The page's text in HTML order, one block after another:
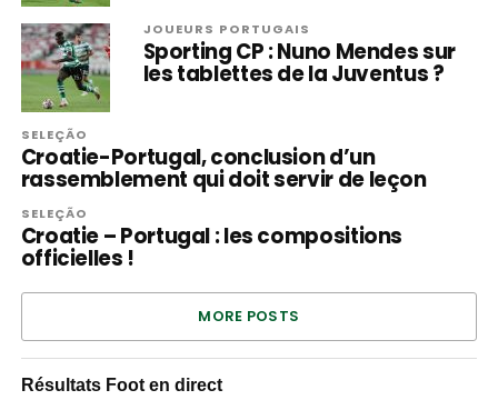
JOUEURS PORTUGAIS
Sporting CP : Nuno Mendes sur
les tablettes de la Juventus ?
SELEÇÃO
Croatie-Portugal, conclusion d’un
rassemblement qui doit servir de leçon
SELEÇÃO
Croatie – Portugal : les compositions
officielles !
MORE POSTS
Résultats Foot en direct